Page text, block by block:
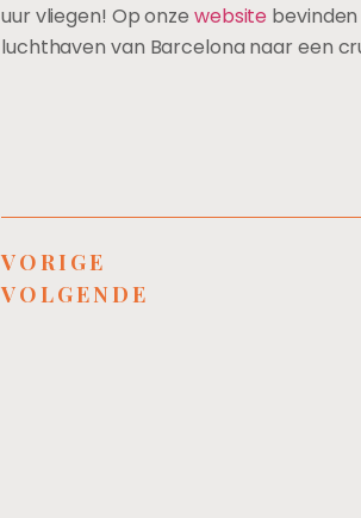
uur vliegen! Op onze website
luchthaven van Barcelona naar een
VORIGE
VOLGENDE